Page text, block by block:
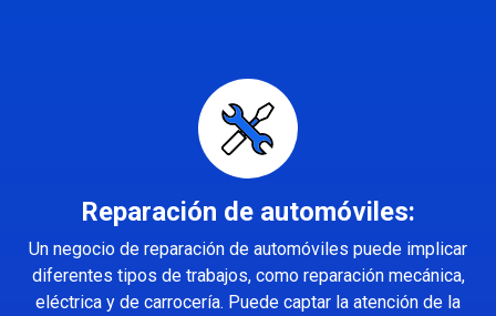
Reparación de automóviles:
Un negocio de reparación de automóviles puede implicar
diferentes tipos de trabajos, como reparación mecánica,
eléctrica y de carrocería. Puede captar la atención de la